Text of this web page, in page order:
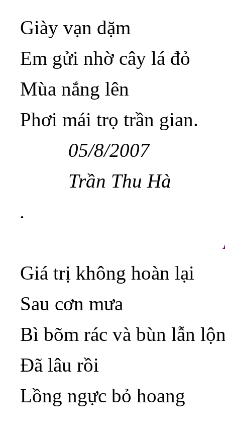
Giày vạn dặm
Em gửi nhờ cây lá đỏ
Mùa nắng lên
Phơi mái trọ trần gian.
05/8/2007
Trần Thu Hà
.
Giá trị không hoàn lại
Sau cơn mưa
Bì bõm rác và bùn lẫn
Đã lâu rồi
Lồng ngực bỏ hoang